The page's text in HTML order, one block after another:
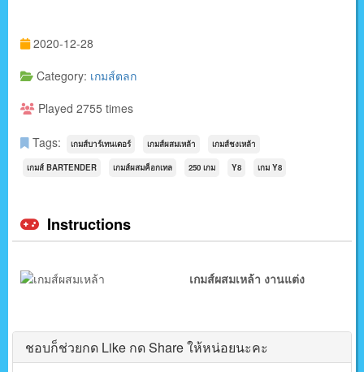
2020-12-28
Category: เกมส์ตลก
Played 2755 times
Tags: เกมส์บาร์เทนเดอร์ เกมส์ผสมเหล้า เกมส์ชงเหล้า
เกมส์ BARTENDER เกมส์ผสมค็อกเทล 250 เกม Y8 เกม Y8
Instructions
เกมส์ผสมเหล้า งานแต่ง
ชอบก็ช่วยกด Like กด Share ให้หน่อยนะคะ